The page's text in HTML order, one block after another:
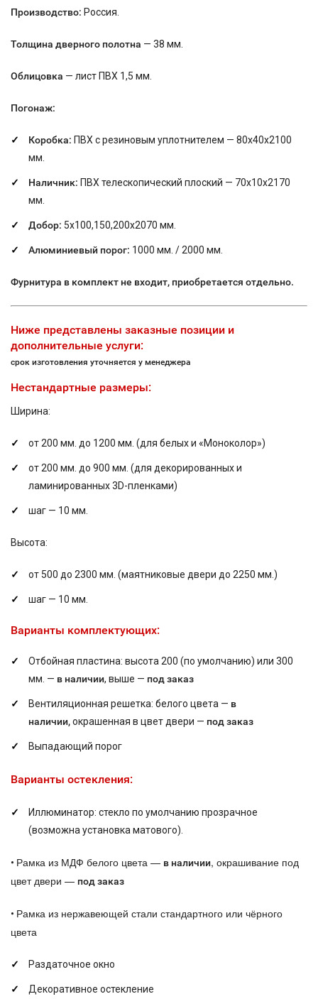
Производство: Россия.
Толщина дверного полотна — 38 мм.
Облицовка — лист ПВХ 1,5 мм.
Погонаж:
Коробка: ПВХ с резиновым уплотнителем — 80х40х2100
мм.
Наличник: ПВХ телескопический плоский — 70х10х2170
мм.
Добор: 5х100,150,200х2070 мм.
Алюминиевый порог: 1000 мм. / 2000 мм.
Фурнитура в комплект не входит, приобретается отдельно.
Ниже представлены заказные позиции и
дополнительные услуги:
срок изготовления уточняется у менеджера
Нестандартные размеры:
Ширина:
от 200 мм. до 1200 мм. (для белых и «Моноколор»)
от 200 мм. до 900 мм. (для декорированных и
ламинированных 3D-пленками)
шаг — 10 мм.
Высота:
от 500 до 2300 мм. (маятниковые двери до 2250 мм.)
шаг — 10 мм.
Варианты комплектующих:
Отбойная пластина: высота 200 (по умолчанию) или 300
мм. — в наличии, выше — под заказ
Вентиляционная решетка: белого цвета — в
наличии,окрашенная в цвет двери — под заказ
Выпадающий порог
Варианты остекления:
Иллюминатор: стекло по умолчанию прозрачное
(возможна установка матового).
• Рамка из МДФ белого цвета — в наличии, окрашивание под
цвет двери — под заказ
• Рамка из нержавеющей стали стандартного или чёрного
цвета
Раздаточное окно
Декоративное остекление